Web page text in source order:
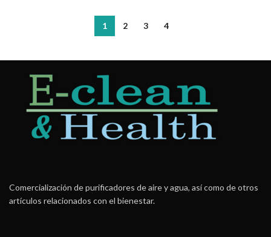
1 2 3 4
Comercialización de purificadores de aire y agua, así como de otros
artículos relacionados con el bienestar.